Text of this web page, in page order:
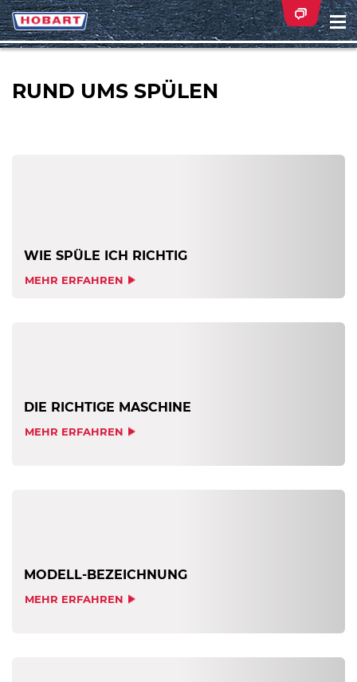
RUND UMS SPÜLEN
WIE SPÜLE ICH RICHTIG
MEHR ERFAHREN
DIE RICHTIGE MASCHINE
MEHR ERFAHREN
MODELL-BEZEICHNUNG
MEHR ERFAHREN